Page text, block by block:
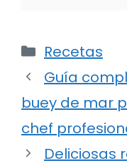
Categorías
Recetas
Guía
buey de mar
chef
Deliciosas